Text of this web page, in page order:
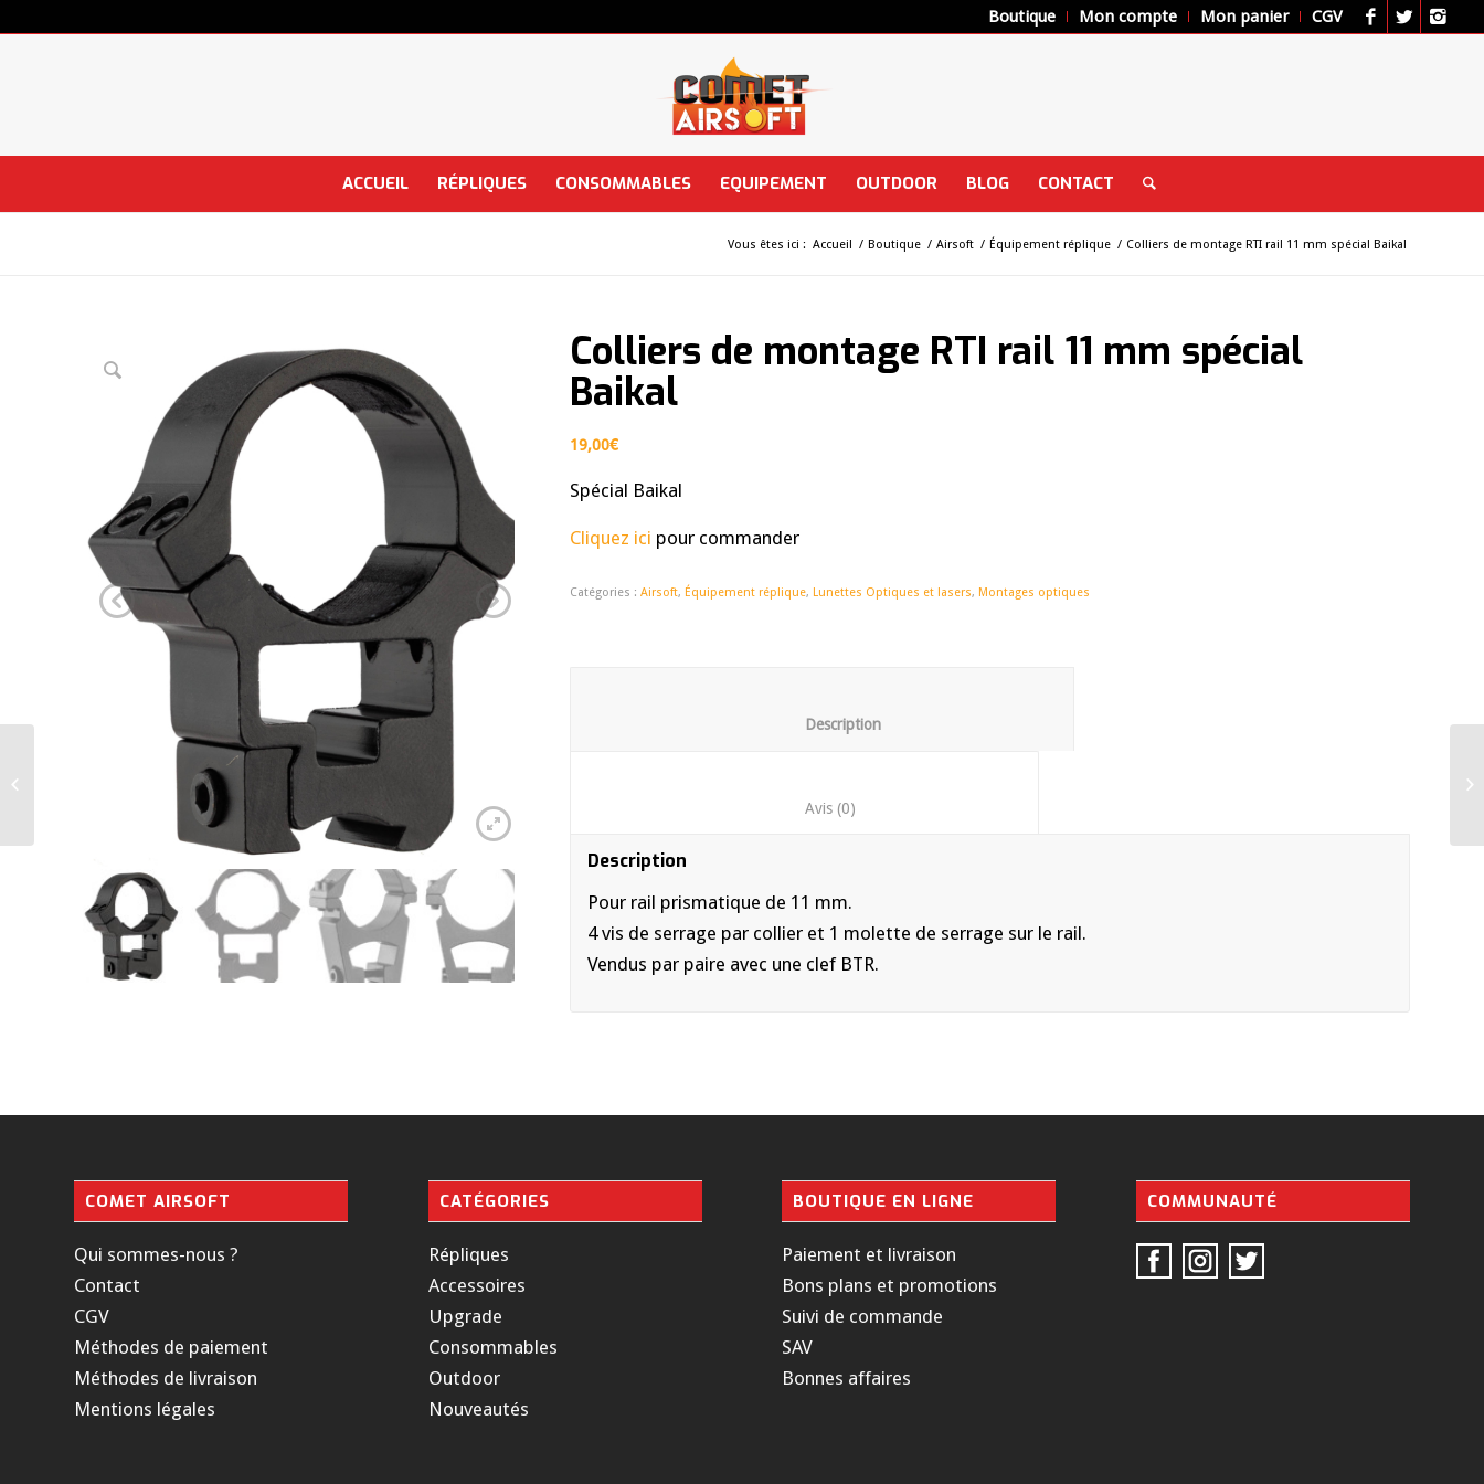
Boutique Mon compte Mon panier CGV
ACCUEIL RÉPLIQUES CONSOMMABLES EQUIPEMENT OUTDOOR BLOG CONTACT
Vous êtes ici : Accueil / Boutique / Airsoft / Équipement réplique / Colliers de montage RTI rail 11 mm spécial Baikal
Colliers de montage RTI rail 11 mm spécial
Baikal
19,00€
Spécial Baikal
Cliquez ici pour commander
Catégories :Airsoft, Équipement réplique, Lunettes Optiques et lasers, Montages optiques
Description
Pour rail prismatique de 11 mm.
4 vis de serrage par collier et 1 molette de serrage sur le rail.
Vendus par paire avec une clef BTR.
COMET AIRSOFT
Qui sommes-nous ?
Contact
CGV
Méthodes de paiement
Méthodes de livraison
Mentions légales
CATÉGORIES
Répliques
Accessoires
Upgrade
Consommables
Outdoor
Nouveautés
BOUTIQUE EN LIGNE
Paiement et livraison
Bons plans et promotions
Suivi de commande
SAV
Bonnes affaires
COMMUNAUTÉ